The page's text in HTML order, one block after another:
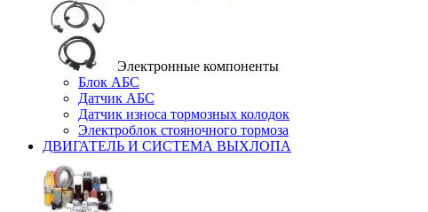
Электронные компоненты
Блок АБС
Датчик АБС
Датчик износа тормозных колодок
Электроблок стояночного тормоза
ДВИГАТЕЛЬ И СИСТЕМА ВЫХЛОПА